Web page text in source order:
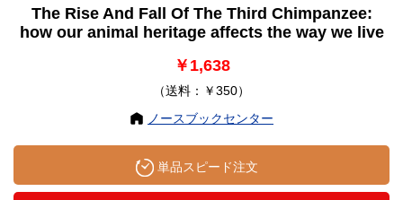
The Rise And Fall Of The Third Chimpanzee:
how our animal heritage affects the way we live
￥1,638
（送料：￥350）
ノースブックセンター
単品スピード注文